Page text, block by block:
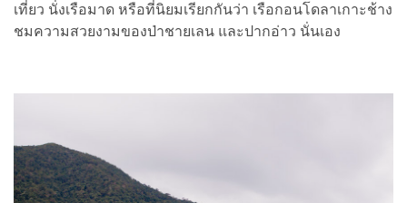
เที่ยว นั่งเรือมาด หรือที่นิยมเรียกกันว่า เรือกอนโดลาเกาะช้าง
ชมความสวยงามของป่าชายเลน และปากอ่าว นั่นเอง